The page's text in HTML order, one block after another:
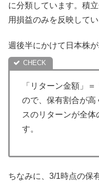
に分類しています。積
用損益のみを反映してい
週後半にかけて日本株が
「リターン金額」
ので、保有割合が高
スのリターンが全体
す。
ちなみに、3/1時点の保